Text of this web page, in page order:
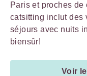
Paris et proches
catsitting inclut des
séjours avec nuits
biensûr!
Voir